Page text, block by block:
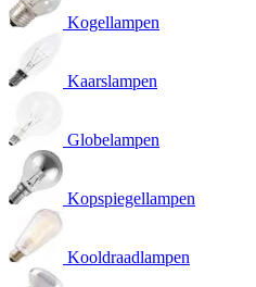
Kogellampen
Kaarslampen
Globelampen
Kopspiegellampen
Kooldraadlampen